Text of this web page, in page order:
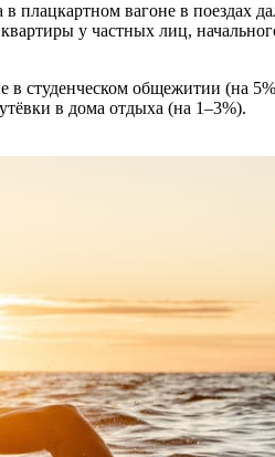
в плацкартном вагоне в
у частных лиц,
студенческом общежитии (на
в дома отдыха (на 1–3%).